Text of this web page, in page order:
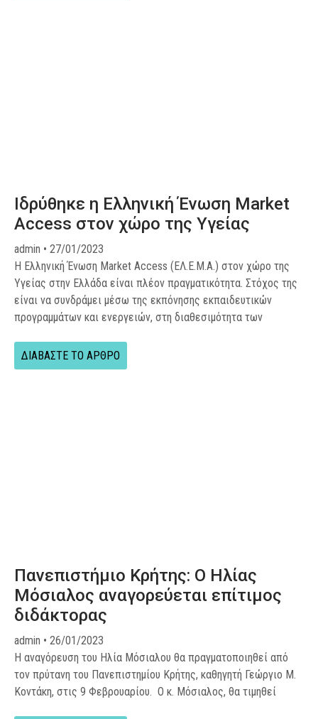
Ιδρύθηκε η Ελληνική Ένωση Market
Access στον χώρο της Υγείας
admin
27/01/2023
Η Ελληνική Ένωση Market Access (ΕΛ.Ε.Μ.Α.) στον χώρο της
Υγείας στην Ελλάδα είναι πλέον πραγματικότητα. Στόχος της
είναι να συνδράμει μέσω της εκπόνησης εκπαιδευτικών
προγραμμάτων και ενεργειών, στη διαθεσιμότητα των
ΔΙΑΒΑΣΤΕ ΤΟ ΑΡΘΡΟ
Πανεπιστήμιο Κρήτης: Ο Ηλίας
Μόσιαλος αναγορεύεται επίτιμος
διδάκτορας
admin
26/01/2023
Η αναγόρευση του Ηλία Μόσιαλου θα πραγματοποιηθεί από
τον πρύτανη του Πανεπιστημίου Κρήτης, καθηγητή Γεώργιο Μ.
Κοντάκη, στις 9 Φεβρουαρίου. Ο κ. Μόσιαλος, θα τιμηθεί